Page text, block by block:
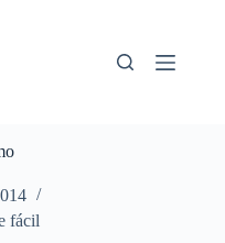
fácil